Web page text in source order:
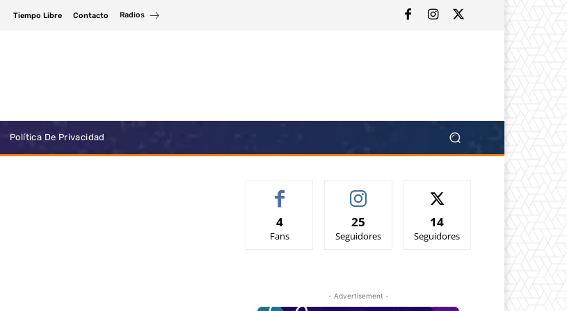
Tiempo Libre Contacto Radios
Política De Privacidad
4
Fans
25
Seguidores
14
Seguidores
- Advertisement -